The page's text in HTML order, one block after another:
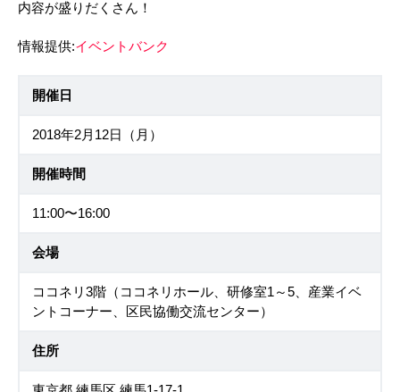
内容が盛りだくさん！
情報提供:イベントバンク
開催日
2018年2月12日（月）
開催時間
11:00〜16:00
会場
ココネリ3階（ココネリホール、研修室1～5、産業イベ
ントコーナー、区民協働交流センター）
住所